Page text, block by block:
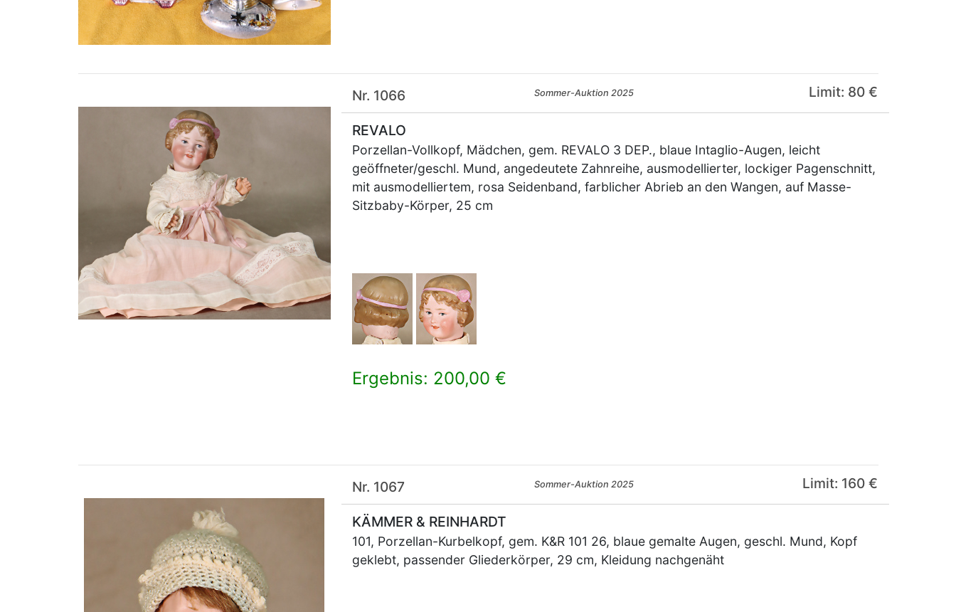
Nr. 1066 Sommer-Auktion 2025 Limit: 80 €
REVALO
Porzellan-Vollkopf, Mädchen, gem. REVALO 3 DEP., blaue Intaglio-Augen, leicht
geöffneter/geschl. Mund, angedeutete Zahnreihe, ausmodellierter, lockiger Pagenschnitt,
mit ausmodelliertem, rosa Seidenband, farblicher Abrieb an den Wangen, auf Masse-
Sitzbaby-Körper, 25 cm
Ergebnis: 200,00 €
Nr. 1067 Sommer-Auktion 2025 Limit: 160 €
KÄMMER & REINHARDT
101, Porzellan-Kurbelkopf, gem. K&R 101 26, blaue gemalte Augen, geschl. Mund, Kopf
geklebt, passender Gliederkörper, 29 cm, Kleidung nachgenäht